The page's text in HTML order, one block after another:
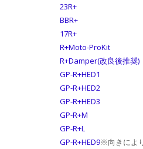
23R+
BBR+
17R+
R+Moto-ProKit
R+Damper(改良後推奨)
GP-R+HED1
GP-R+HED2
GP-R+HED3
GP-R+M
GP-R+L
GP-R+HED9※向きによ